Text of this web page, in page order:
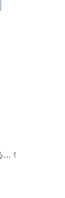
…！